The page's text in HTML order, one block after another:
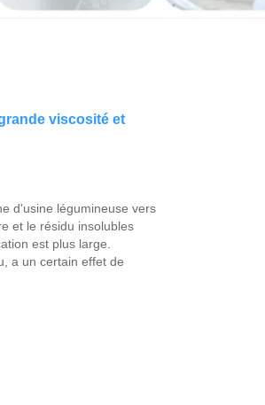
viscosité et
d'usine légumineuse vers
et le résidu insolubles
est plus large.
a un certain effet de